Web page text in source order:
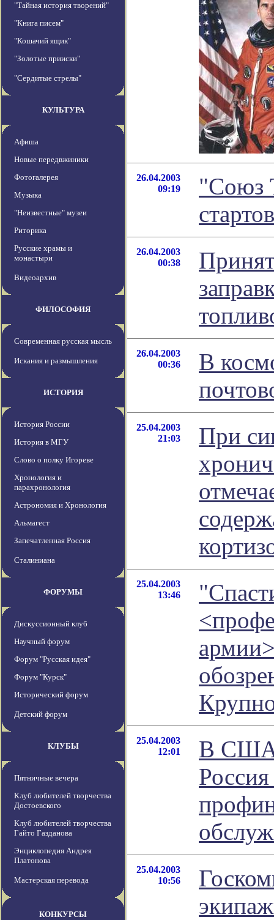
"Тайная история творений"
"Книга писем"
"Кошачий ящик"
"Золотые прииски"
"Сердитые стрелы"
КУЛЬТУРА
Афиша
Новые передвжиники
Фотогалерея
Музыка
"Неизвестные" музеи
Риторика
Русские храмы и
монастыри
Видеоархив
ФИЛОСОФИЯ
Современная русская мысль
Искания и размышления
ИСТОРИЯ
История России
История в МГУ
Слово о полку Игореве
Хронология и
парахронология
Астрономия и Хронология
Альмагест
Запечатленная Россия
Сталиниана
ФОРУМЫ
Дискуссионный клуб
Научный форум
Форум "Русская идея"
Форум "Курск"
Исторический форум
Детский форум
КЛУБЫ
Пятничные вечера
Клуб любителей творчества
Достоевского
Клуб любителей творчества
Гайто Газданова
Энциклопедия Андрея
Платонова
Мастерская перевода
КОНКУРСЫ
26.04.2003
09:19
"Союз
26.04.2003
00:38
26.04.2003
00:36
В
25.04.2003
21:03
При
25.04.2003
13:46
25.04.2003
12:01
В США
25.04.2003
10:56